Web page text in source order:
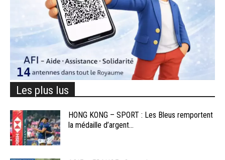
Les plus lus
HONG KONG – SPORT : Les Bleus remportent
la médaille d’argent...